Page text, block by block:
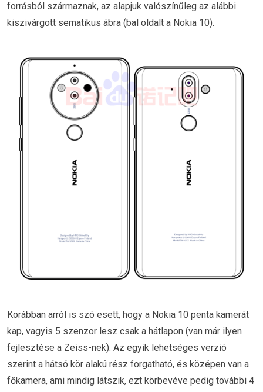
forrásból származnak, az alapjuk valószínűleg az alábbi
kiszivárgott sematikus ábra (bal oldalt a Nokia 10).
Korábban arról is szó esett, hogy a Nokia 10 penta kamerát
kap, vagyis 5 szenzor lesz csak a hátlapon (van már ilyen
fejlesztése a Zeiss-nek). Az egyik lehetséges verzió
szerint a hátsó kör alakú rész forgatható, és középen van a
főkamera, ami mindig látszik, ezt körbevéve pedig további 4